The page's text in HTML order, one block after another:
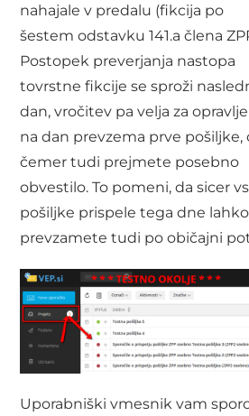
nahajale v predalu (fikcija po
šestem odstavku 141.a člena
Postopek preverjanja nastopa
tovrstne fikcije se sproži
dan, vročitev pa velja za
na dan prevzema prve pošiljke,
čemer tudi prejmete posebno
obvestilo. To pomeni, da sicer
pošiljke prispele tega dne lahko
prevzamete tudi po običajni
Uporabniški vmesnik vam